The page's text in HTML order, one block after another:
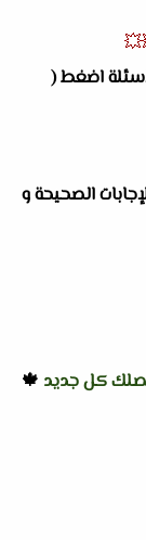
اضغط (
الصحيحة و
يصلك كل جديد 🍁